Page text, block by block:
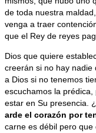
de toda nuestra
venga a traer
que el Rey de reyes
Dios que quiere
creerán si no hay
a Dios si no tenemos
escuchamos la
estar en Su presencia.
arde el corazón por
carne es débil pero